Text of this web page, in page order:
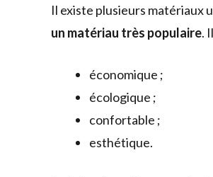
Il existe plusieurs matériaux
un matériau très populaire.
économique ;
écologique ;
confortable ;
esthétique.